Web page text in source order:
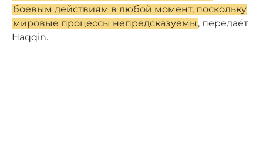
боевым действиям в любой момент, поскольку
мировые процессы непредсказуемы , передаёт
Haqqin.